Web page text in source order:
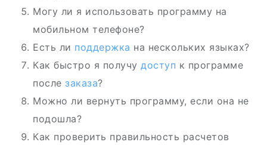
Могу ли я использовать программу на
мобильном телефоне?
Есть ли поддержка на нескольких языках?
Как быстро я получу доступ к программе
после заказа?
Можно ли вернуть программу, если она не
подошла?
Как проверить правильность расчетов